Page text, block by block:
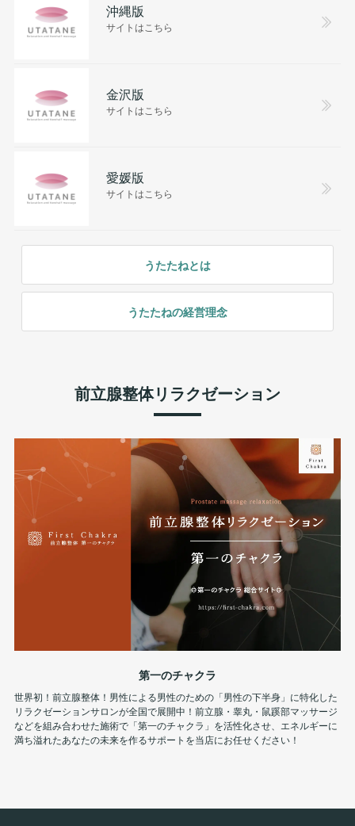
沖縄版
サイトはこちら
金沢版
サイトはこちら
愛媛版
サイトはこちら
うたたねとは
うたたねの経営理念
前立腺整体リラクゼーション
第一のチャクラ
世界初！前立腺整体！男性による男性のための「男性の下半身」に特化した
リラクゼーションサロンが全国で展開中！前立腺・睾丸・鼠蹊部マッサージ
などを組み合わせた施術で「第一のチャクラ」を活性化させ、エネルギーに
満ち溢れたあなたの未来を作るサポートを当店にお任せください！